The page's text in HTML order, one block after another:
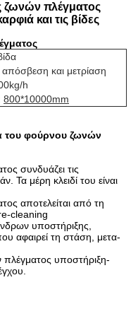
ζωνών πλέγματος
και τις βίδες
απόσβεση και μετρίαση
h
800*10000mm
του φούρνου ζωνών
συνδυάζει τις
Τα μέρη κλειδί του είναι
αποτελείται από τη
cleaning
υποστήριξης,
αφαιρεί τη στάση, μετα-
πλέγματος υποστήριξη-